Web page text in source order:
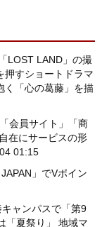
LOST LAND」の撮
すショートドラマ
く「心の葛藤」を描
会員サイト」「商
在にサービスの形
01:15
」でVポイン
ャンパスで「第9
「夏祭り」 地域マ